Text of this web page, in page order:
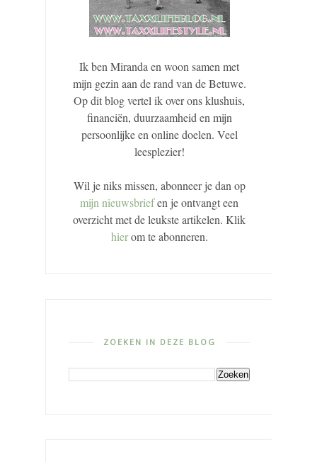
Ik ben Miranda en woon samen met
mijn gezin aan de rand van de Betuwe.
Op dit blog vertel ik over ons klushuis,
financiën, duurzaamheid en mijn
persoonlijke en online doelen. Veel
leesplezier!
Wil je niks missen, abonneer je dan op
mijn nieuwsbriefen je ontvangt een
overzicht met de leukste artikelen. Klik
hierom te abonneren.
ZOEKEN IN DEZE BLOG